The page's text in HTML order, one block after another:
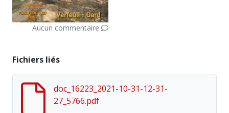
Aucun commentaire
Fichiers liés
doc_16223_2021-10-31-12-31-
27_5766.pdf